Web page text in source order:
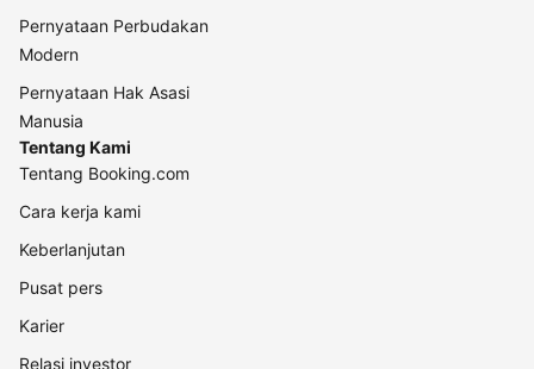
Pernyataan Perbudakan
Modern
Pernyataan Hak Asasi
Manusia
Tentang Kami
Tentang Booking.com
Cara kerja kami
Keberlanjutan
Pusat pers
Karier
Relasi investor